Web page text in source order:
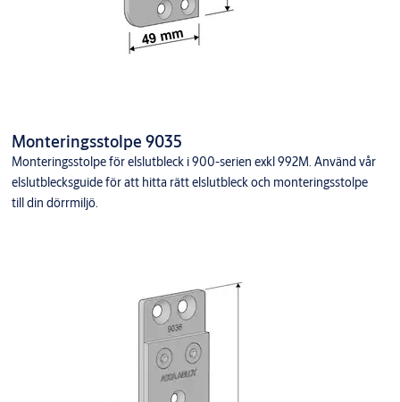
Monteringsstolpe 9035
Monteringsstolpe för elslutbleck i 900-serien exkl 992M. Använd vår
elslutblecksguide för att hitta rätt elslutbleck och monteringsstolpe
till din dörrmiljö.